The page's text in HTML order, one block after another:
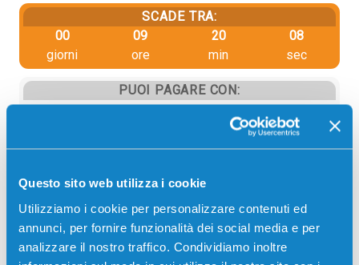
Questo sito web utilizza i cookie
Utilizziamo i cookie per personalizzare contenuti ed
annunci, per fornire funzionalità dei social media e per
analizzare il nostro traffico. Condividiamo inoltre
SCADE TRA:
00
giorni
09
ore
20
min
08
sec
PUOI PAGARE CON: